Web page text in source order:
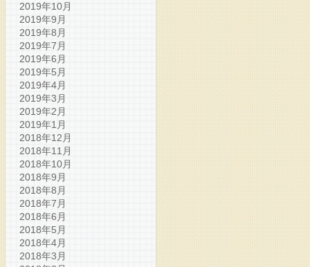
2019年10月
2019年9月
2019年8月
2019年7月
2019年6月
2019年5月
2019年4月
2019年3月
2019年2月
2019年1月
2018年12月
2018年11月
2018年10月
2018年9月
2018年8月
2018年7月
2018年6月
2018年5月
2018年4月
2018年3月